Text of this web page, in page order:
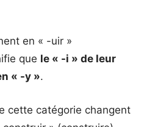
en « -uir »
que le « -i » de leur
« -y ».
cette catégorie changent